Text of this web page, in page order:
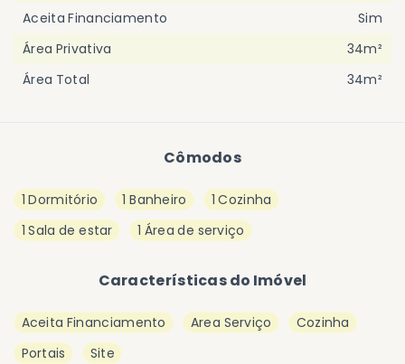
Cômodos
1 Dormitório 1 Banheiro
1 Cozinha
1 Sala de estar
1 Área de serviço
Características do Imóvel
Aceita Financiamento Area Serviço
Cozinha
Portais
Site
Aceita Financiamento
Sim
Área Privativa
34m²
Área Total
34m²